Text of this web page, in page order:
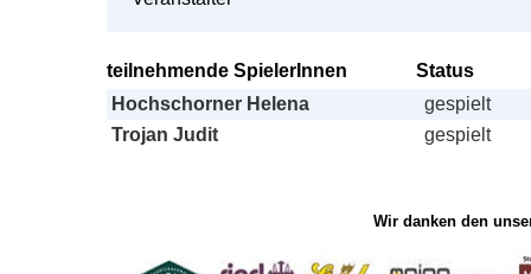
teilnehmende SpielerInnen
Status
Hochschorner Helena
gespielt
Trojan Judit
gespielt
Wir danken den